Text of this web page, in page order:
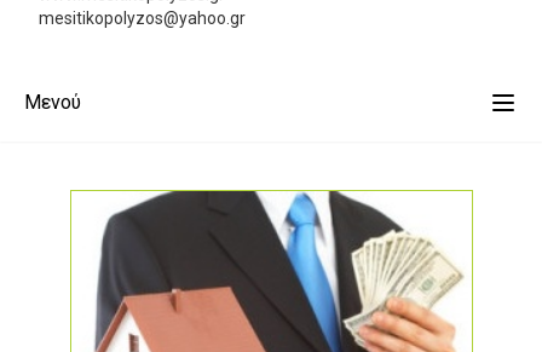
mesitikopolyzos@yahoo.gr
Μενού